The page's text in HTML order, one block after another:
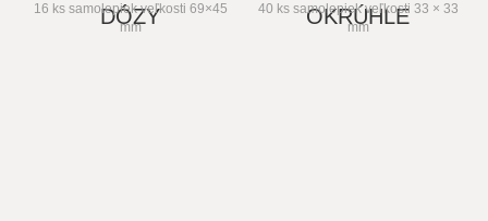
DÓZY
16 ks samolepiek veľkosti 69×45
mm
OKRÚHLE
40 ks samolepiek veľkosti 33 × 33
mm